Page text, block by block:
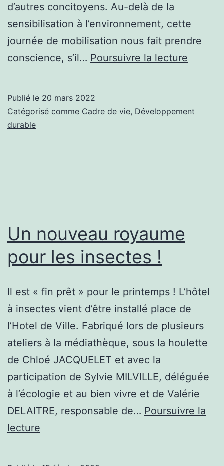
d’autres concitoyens. Au-delà de la
sensibilisation à l’environnement, cette
journée de mobilisation nous fait prendre
conscience, s’il… Poursuivre la lecture
France
Publié le 20 mars 2022
Catégorisé comme Cadre de vie, Développement
durable
Un nouveau royaume
pour les insectes !
Il est « fin prêt » pour le printemps ! L’hôtel
à insectes vient d’être installé place de
l’Hotel de Ville. Fabriqué lors de plusieurs
ateliers à la médiathèque, sous la houlette
de Chloé JACQUELET et avec la
participation de Sylvie MILVILLE, déléguée
à l’écologie et au bien vivre et de Valérie
DELAITRE, responsable de… Poursuivre la
lecture